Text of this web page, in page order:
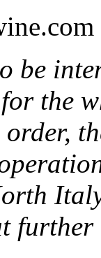
be
the
further